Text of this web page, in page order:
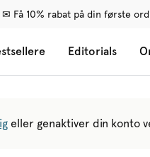
✉ Få 10% rabat på din første
Editorials
eller genaktiver din konto